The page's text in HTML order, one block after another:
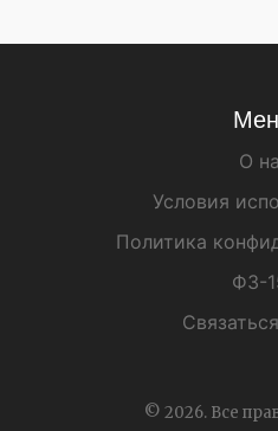
О
Условия
Политика
ФЗ-
© 2026. Все